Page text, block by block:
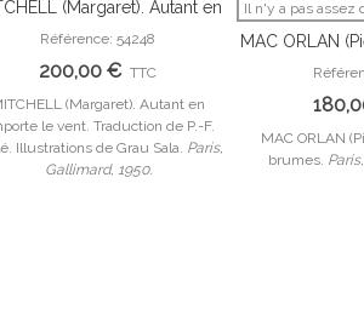
Ajouter Au Panier
(Margaret). Autant en
le vent. Traduction de P.-
Illustrations de Grau Sala.
Référence: 54248
200,00 € TTC
(Margaret). Autant en
le vent. Traduction de P.-F.
Illustrations de Grau Sala. Paris,
Gallimard, 1950.
Il n'y a pas assez
MAC ORLAN
MAC ORLAN
brumes.